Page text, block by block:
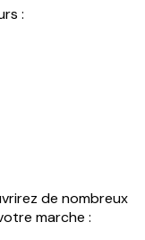
:
de nombreux
marche :